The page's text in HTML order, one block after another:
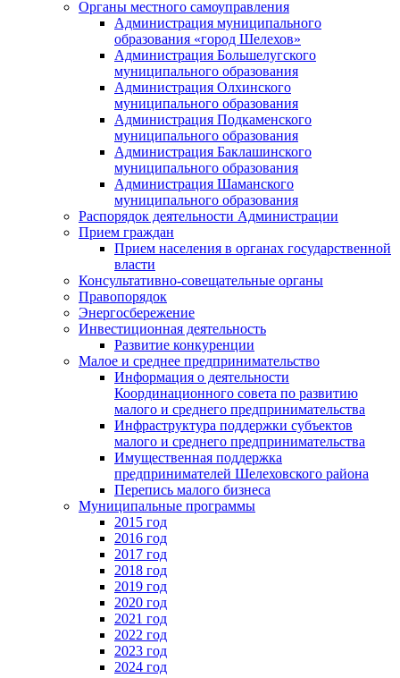
Органы местного самоуправления
Администрация муниципального
образования «город Шелехов»
Администрация Большелугского
муниципального образования
Администрация Олхинского
муниципального образования
Администрация Подкаменского
муниципального образования
Администрация Баклашинского
муниципального образования
Администрация Шаманского
муниципального образования
Распорядок деятельности Администрации
Прием граждан
Прием населения в органах государственной
власти
Консультативно-совещательные органы
Правопорядок
Энергосбережение
Инвестиционная деятельность
Развитие конкуренции
Малое и среднее предпринимательство
Информация о деятельности
Координационного совета по развитию
малого и среднего предпринимательства
Инфраструктура поддержки субъектов
малого и среднего предпринимательства
Имущественная поддержка
предпринимателей Шелеховского района
Перепись малого бизнеса
Муниципальные программы
2015 год
2016 год
2017 год
2018 год
2019 год
2020 год
2021 год
2022 год
2023 год
2024 год